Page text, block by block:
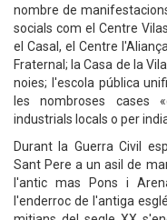
nombre de
socials com el Centre
el Casal, el Centre
Fraternal; la Casa de la
noies; l'escola pública
les nombroses cases
industrials locals o per
Durant la Guerra Civil
Sant Pere a un asil de
l'antic mas Pons i
l'enderroc de l'antiga